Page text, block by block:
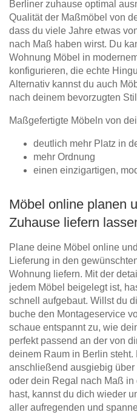
Berliner zuhause optimal
Qualität der Maßmöbel von
dass du viele Jahre etwas
nach Maß haben wirst. Du
Wohnung Möbel in
konfigurieren, die echte
Alternativ kannst du auch
nach deinem bevorzugten
Maßgefertigte Möbeln von
deutlich mehr Platz in
mehr Ordnung
einen einzigartigen,
Möbel online planen
Zuhause liefern
Plane deine Möbel online
Lieferung in den
Wohnung liefern. Mit der
jedem Möbel beigelegt ist,
schnell aufgebaut. Willst du
buche den Montageservice
schaue entspannt zu, wie
perfekt passend an der von
deinem Raum in Berlin steht.
anschließend ausgiebig
oder dein Regal nach Maß
hast, kannst du dich wieder
aller aufregenden und